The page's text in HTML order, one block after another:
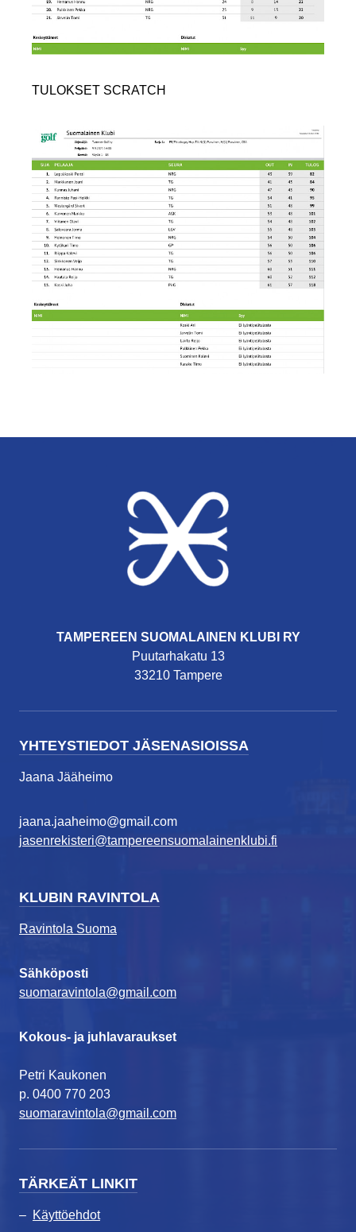
TULOKSET SCRATCH
TAMPEREEN SUOMALAINEN KLUBI RY
Puutarhakatu 13
33210 Tampere
YHTEYSTIEDOT JÄSENASIOISSA
Jaana Jääheimo
jaana.jaaheimo@gmail.com
jasenrekisteri@tampereensuomalainenklubi.fi
KLUBIN RAVINTOLA
Ravintola Suoma
Sähköposti
suomaravintola@gmail.com
Kokous- ja juhlavaraukset
Petri Kaukonen
p. 0400 770 203
suomaravintola@gmail.com
TÄRKEÄT LINKIT
Käyttöehdot